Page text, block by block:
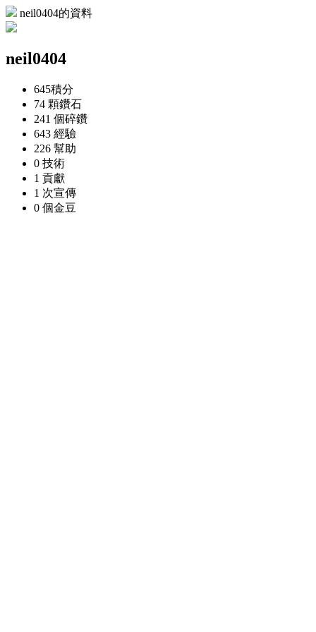
neil0404的資料
neil0404
645積分
74 顆鑽石
241 個碎鑽
643 經驗
226 幫助
0 技術
1 貢獻
1 次宣傳
0 個金豆